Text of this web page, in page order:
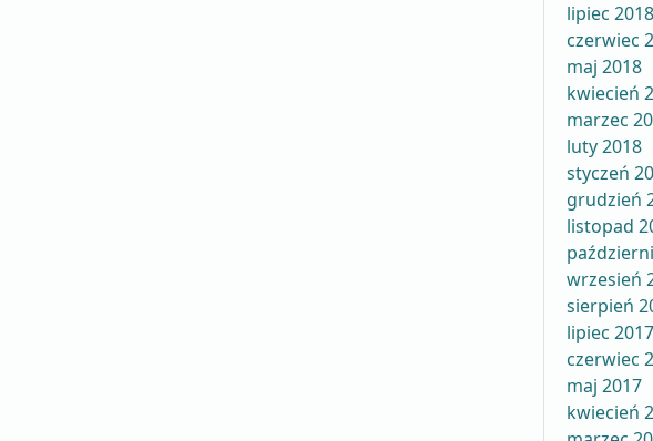
lipiec 2018
czerwiec
maj 2018
kwiecień
marzec
luty 2018
styczeń
grudzień
listopad
wrzesień
sierpień
lipiec 2017
czerwiec
maj 2017
kwiecień